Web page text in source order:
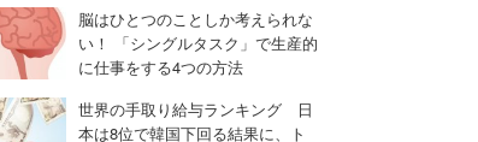
脳はひとつのことしか考えられな
い！ 「シングルタスク」で生産的
に仕事をする4つの方法
世界の手取り給与ランキング 日
本は8位で韓国下回る結果に、ト